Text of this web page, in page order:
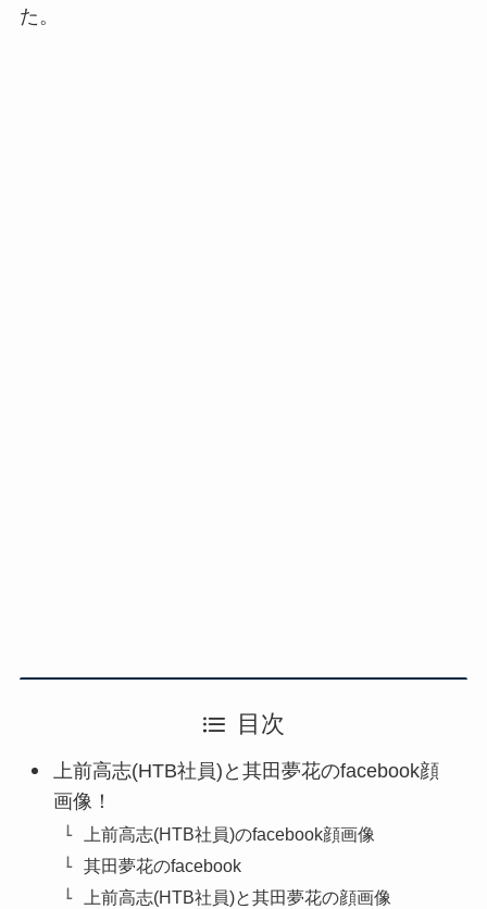
た。
目次
上前高志(HTB社員)と其田夢花のfacebook顔
画像！
上前高志(HTB社員)のfacebook顔画像
其田夢花のfacebook
上前高志(HTB社員)と其田夢花の顔画像